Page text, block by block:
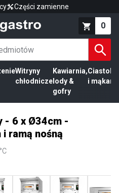
Części zamienne
0
Witryny
chłodnicze
Kawiarnia,
lody &
gofry
Ciasto
i mąka
- 6 x Ø34cm -
ramą nośną